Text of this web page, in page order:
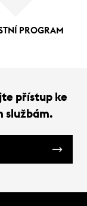
PROGRAM
přístup ke
službám.